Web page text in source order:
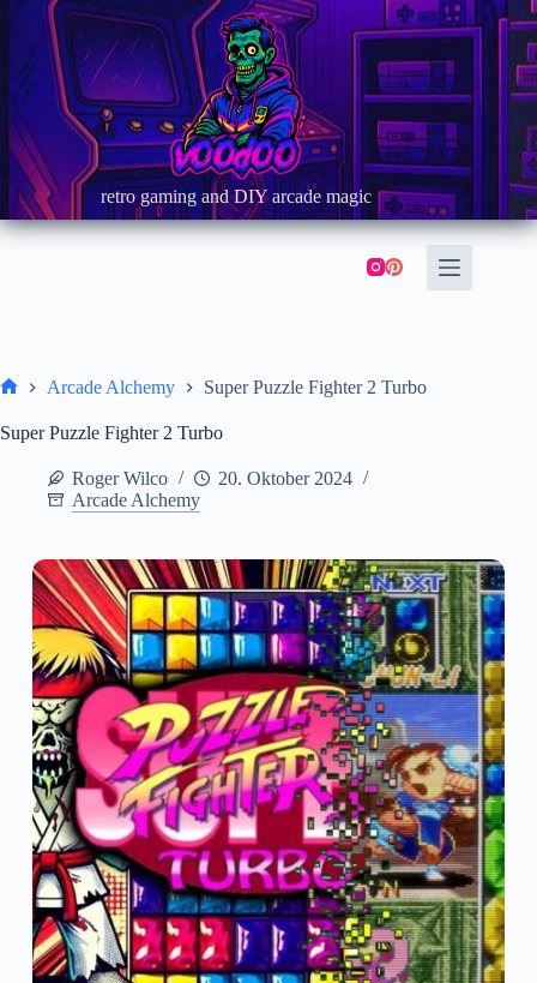
Zum
springen
retro gaming and DIY arcade magic
Arcade Alchemy Super Puzzle Fighter 2 Turbo
Super Puzzle Fighter 2 Turbo
Roger Wilco
20. Oktober 2024
Arcade Alchemy